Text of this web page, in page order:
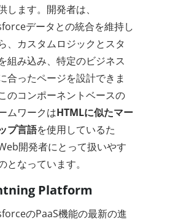
します。開発者は、
データとの統合を維持し
、カスタムロジックとスタ
組み込み、特定のビジネス
合ったページを設計できま
のコンポーネントベースの
ムワークはHTMLに似たマー
プ言語を使用しているた
開発者にとって扱いやす
となっています。
Platform
のPaaS機能の最新の進